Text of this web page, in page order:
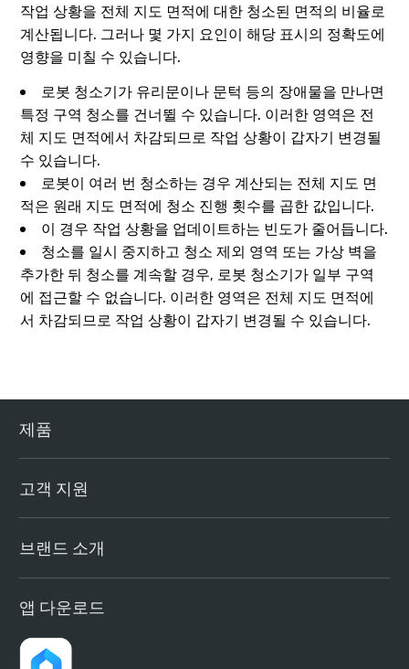
작업 상황을 전체 지도 면적에 대한 청소된 면적의 비율로
계산됩니다. 그러나 몇 가지 요인이 해당 표시의 정확도에
영향을 미칠 수 있습니다.
로봇 청소기가 유리문이나 문턱 등의 장애물을 만나면
특정 구역 청소를 건너뛸 수 있습니다. 이러한 영역은 전
체 지도 면적에서 차감되므로 작업 상황이 갑자기 변경될
수 있습니다.
로봇이 여러 번 청소하는 경우 계산되는 전체 지도 면
적은 원래 지도 면적에 청소 진행 횟수를 곱한 값입니다.
이 경우 작업 상황을 업데이트하는 빈도가 줄어듭니다.
청소를 일시 중지하고 청소 제외 영역 또는 가상 벽을
추가한 뒤 청소를 계속할 경우, 로봇 청소기가 일부 구역
에 접근할 수 없습니다. 이러한 영역은 전체 지도 면적에
서 차감되므로 작업 상황이 갑자기 변경될 수 있습니다.
제품
고객 지원
브랜드 소개
앱 다운로드